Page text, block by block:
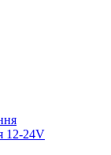
12-24V